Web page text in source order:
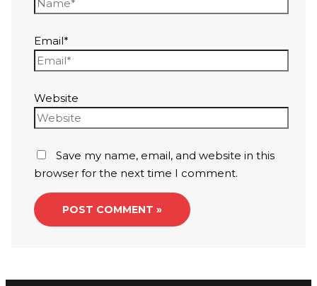
Email*
Website
Save my name, email, and website in this
browser for the next time I comment.